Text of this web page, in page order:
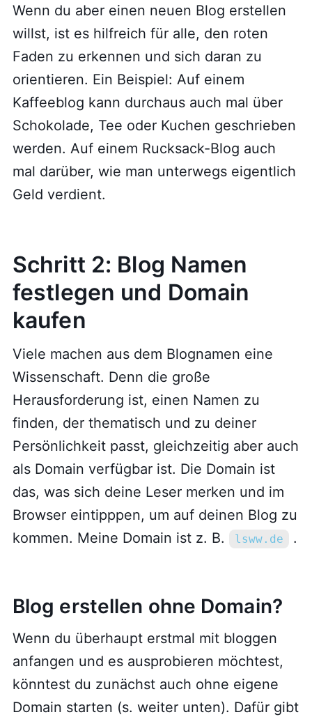
Wenn du aber einen neuen Blog erstellen
willst, ist es hilfreich für alle, den roten
Faden zu erkennen und sich daran zu
orientieren. Ein Beispiel: Auf einem
Kaffeeblog kann durchaus auch mal über
Schokolade, Tee oder Kuchen geschrieben
werden. Auf einem Rucksack-Blog auch
mal darüber, wie man unterwegs eigentlich
Geld verdient.
Schritt 2: Blog Namen
festlegen und Domain
kaufen
Viele machen aus dem Blognamen eine
Wissenschaft. Denn die große
Herausforderung ist, einen Namen zu
finden, der thematisch und zu deiner
Persönlichkeit passt, gleichzeitig aber auch
als Domain verfügbar ist. Die Domain ist
das, was sich deine Leser merken und im
Browser eintipppen, um auf deinen Blog zu
kommen. Meine Domain ist z. B.
lsww.de .
Blog erstellen ohne Domain?
Wenn du überhaupt erstmal mit bloggen
anfangen und es ausprobieren möchtest,
könntest du zunächst auch ohne eigene
Domain starten (s. weiter unten). Dafür gibt